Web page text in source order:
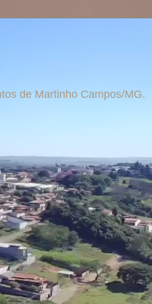
de Martinho Campos/MG.